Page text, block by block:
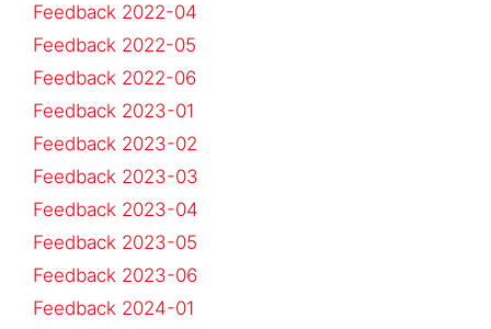
Feedback 2022-04
Feedback 2022-05
Feedback 2022-06
Feedback 2023-01
Feedback 2023-02
Feedback 2023-03
Feedback 2023-04
Feedback 2023-05
Feedback 2023-06
Feedback 2024-01